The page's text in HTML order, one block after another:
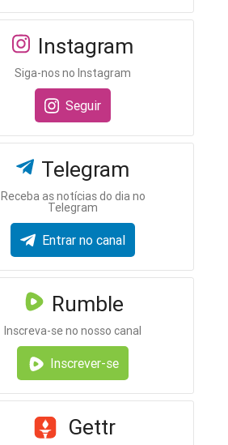
Instagram
Siga-nos no Instagram
Seguir
Telegram
Receba as notícias do dia no
Telegram
Entrar no canal
Rumble
Inscreva-se no nosso canal
Inscrever-se
Gettr